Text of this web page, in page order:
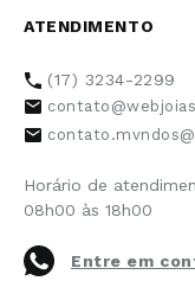
Conheça a linha
Cancelamento de
Certificado de
Forma de
Prazo de Entrega
ATENDIMENTO
(17) 3234-2299
Horário de
08h00 às 18h00
Entre em